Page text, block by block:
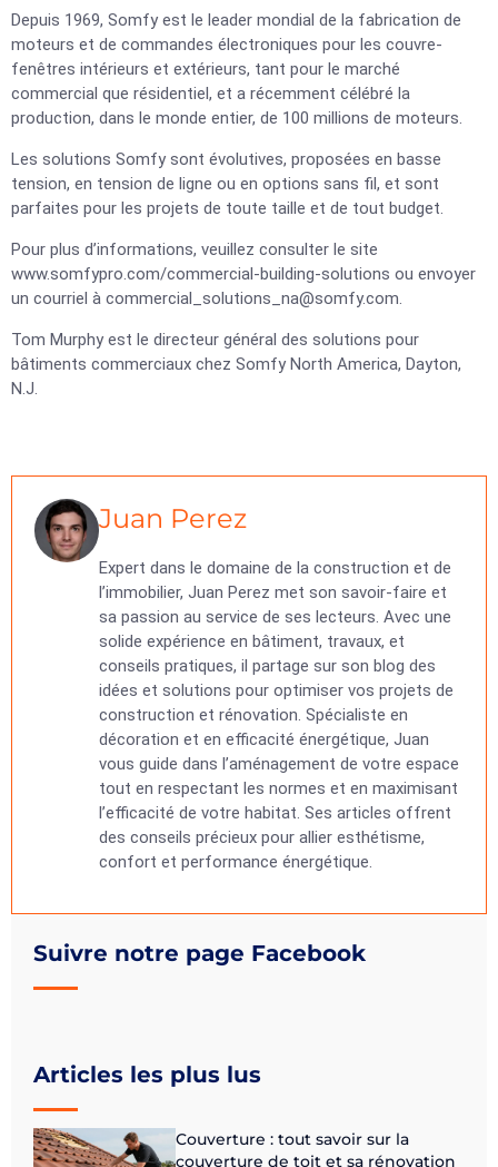
Suivre notre page Facebook
Articles les plus lus
Couverture : tout savoir sur la
couverture de toit et sa rénovation
Depuis 1969, Somfy est le leader mondial de la fabrication de
moteurs et de commandes électroniques pour les couvre-
fenêtres intérieurs et extérieurs, tant pour le marché
commercial que résidentiel, et a récemment célébré la
production, dans le monde entier, de 100 millions de moteurs.
Les solutions Somfy sont évolutives, proposées en basse
tension, en tension de ligne ou en options sans fil, et sont
parfaites pour les projets de toute taille et de tout budget.
Pour plus d’informations, veuillez consulter le site
www.somfypro.com/commercial-building-solutions ou envoyer
un courriel à commercial_solutions_na@somfy.com.
Tom Murphy est le directeur général des solutions pour
bâtiments commerciaux chez Somfy North America, Dayton,
N.J.
Juan Perez
Expert dans le domaine de la construction et de
l’immobilier, Juan Perez met son savoir-faire et
sa passion au service de ses lecteurs. Avec une
solide expérience en bâtiment, travaux, et
conseils pratiques, il partage sur son blog des
idées et solutions pour optimiser vos projets de
construction et rénovation. Spécialiste en
décoration et en efficacité énergétique, Juan
vous guide dans l’aménagement de votre espace
tout en respectant les normes et en maximisant
l’efficacité de votre habitat. Ses articles offrent
des conseils précieux pour allier esthétisme,
confort et performance énergétique.